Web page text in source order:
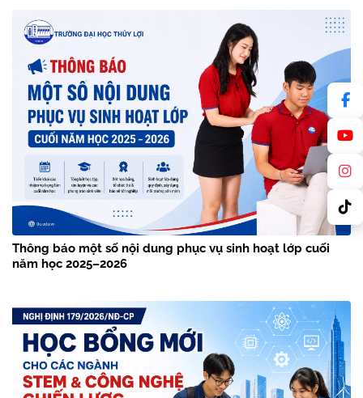
Thông báo một số nội dung phục vụ sinh hoạt lớp cuối
năm học 2025–2026